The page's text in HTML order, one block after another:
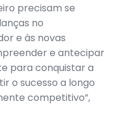
precisam se
no
e às novas
e antecipar
para conquistar a
o sucesso a longo
competitivo”,